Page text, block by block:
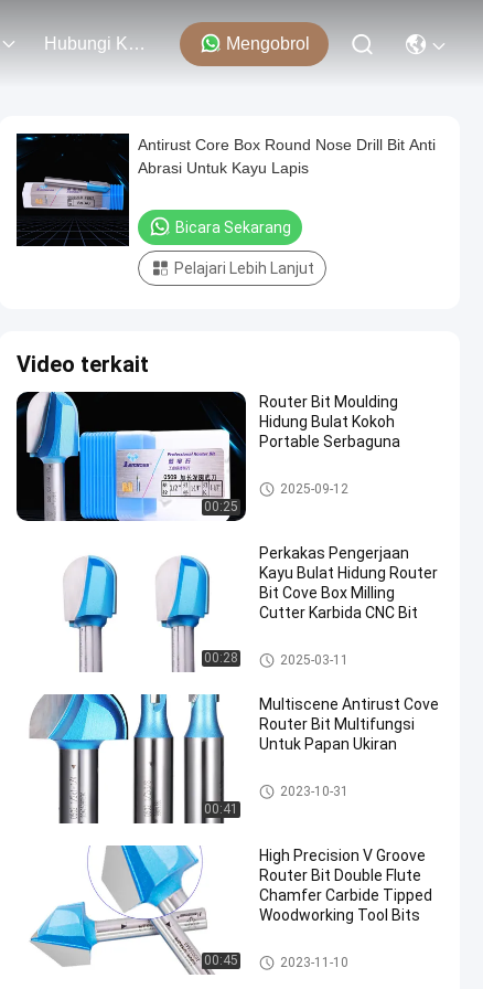
Hubungi Kami Mengobrol
Antirust Core Box Round Nose Drill Bit Anti
Abrasi Untuk Kayu Lapis
Bicara Sekarang
Pelajari Lebih Lanjut
Video terkait
00:25
Router Bit Moulding
Hidung Bulat Kokoh
Portable Serbaguna
Membentuk Bit Router
2025-09-12
00:28
Perkakas Pengerjaan
Kayu Bulat Hidung Router
Bit Cove Box Milling
Cutter Karbida CNC Bit
Membentuk Bit Router
2025-03-11
00:41
Multiscene Antirust Cove
Router Bit Multifungsi
Untuk Papan Ukiran
Membentuk Bit Router
2023-10-31
00:45
High Precision V Groove
Router Bit Double Flute
Chamfer Carbide Tipped
Woodworking Tool Bits
Membentuk Bit Router
2023-11-10